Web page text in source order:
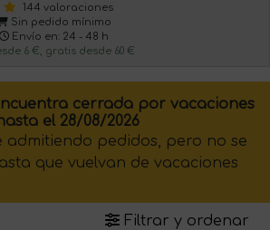
144 valoraciones
Sin pedido mínimo
Envío en: 24 - 48 h
6 €, gratis desde 60 €
cerrada por vacaciones
el 28/08/2026
admitiendo pedidos, pero no se
que vuelvan de vacaciones
Filtrar y ordenar